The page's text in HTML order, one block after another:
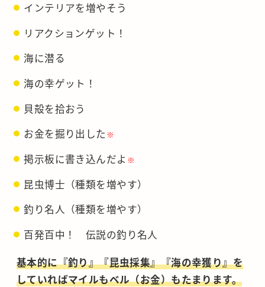
インテリアを増やそう
リアクションゲット！
海に潜る
海の幸ゲット！
貝殻を拾おう
お金を掘り出した ※
掲示板に書き込んだよ ※
昆虫博士（種類を増やす）
釣り名人（種類を増やす）
百発百中！ 伝説の釣り名人
基本的に『釣り』『昆虫採集』『海の幸獲り』を
していればマイルもベル（お金）もたまります。